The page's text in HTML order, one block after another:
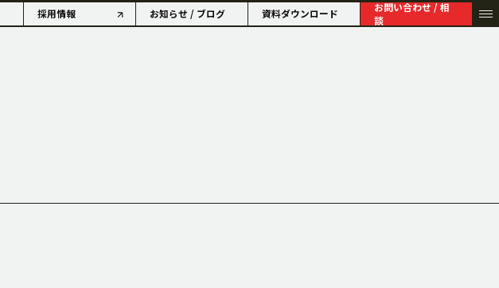
採用情報 お知らせ / ブログ 資料ダウンロード
お問い合わせ / 相
談